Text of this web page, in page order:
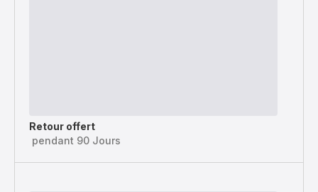
Retour offert
pendant 90 Jours